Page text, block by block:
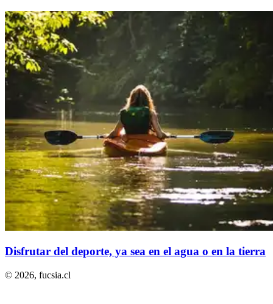
Disfrutar del deporte, ya sea en el agua o en la tierra
© 2026, fucsia.cl